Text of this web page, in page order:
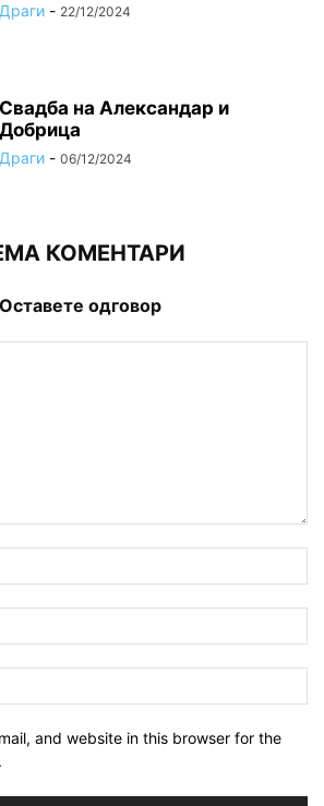
Драги - 22/12/2024
Свадба на Александар и
Добрица
Драги - 06/12/2024
КОМЕНТАРИ
Оставете одговор
and website in this browser for the